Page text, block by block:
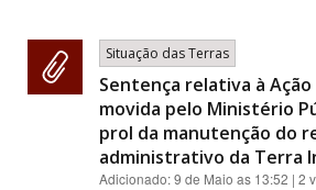
Situação das Terras
Sentença relativa à Ação
movida pelo Ministério
prol da manutenção do
administrativo da Terra
Adicionado:9 de Maio as 13:52 | 2